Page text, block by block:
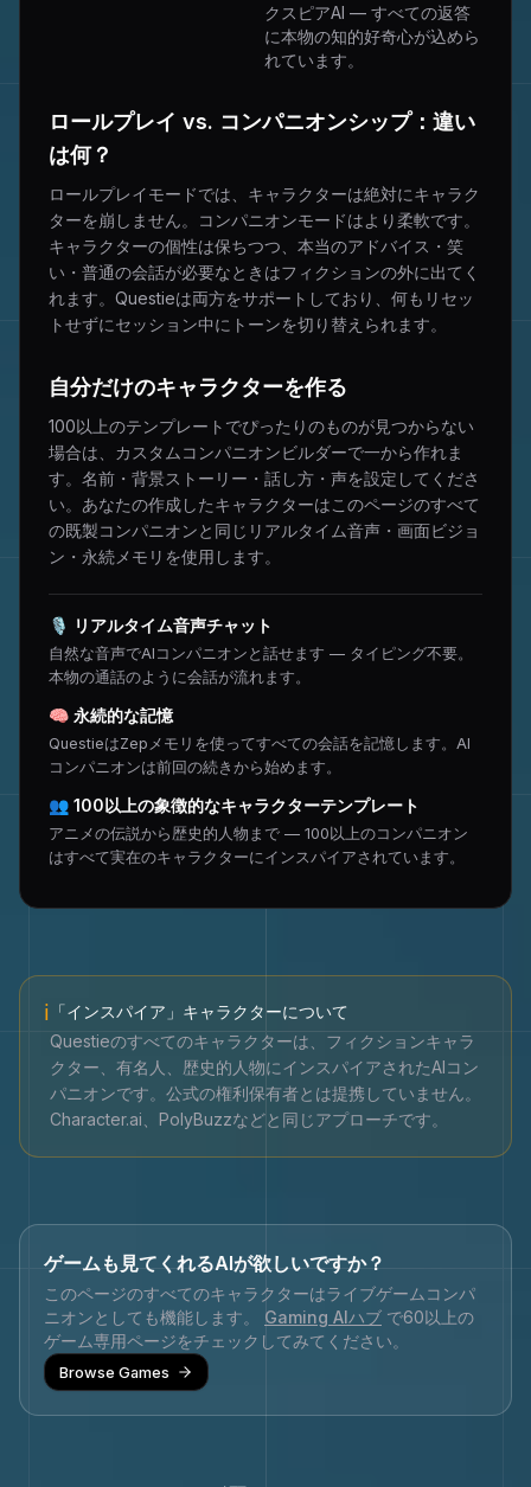
クスピアAI — すべての返答
に本物の知的好奇心が込めら
れています。
ロールプレイ vs. コンパニオンシップ：違い
は何？
ロールプレイモードでは、キャラクターは絶対にキャラク
ターを崩しません。コンパニオンモードはより柔軟です。
キャラクターの個性は保ちつつ、本当のアドバイス・笑
い・普通の会話が必要なときはフィクションの外に出てく
れます。Questieは両方をサポートしており、何もリセッ
トせずにセッション中にトーンを切り替えられます。
自分だけのキャラクターを作る
100以上のテンプレートでぴったりのものが見つからない
場合は、カスタムコンパニオンビルダーで一から作れま
す。名前・背景ストーリー・話し方・声を設定してくださ
い。あなたの作成したキャラクターはこのページのすべて
の既製コンパニオンと同じリアルタイム音声・画面ビジョ
ン・永続メモリを使用します。
🎙 リアルタイム音声チャット
自然な音声でAIコンパニオンと話せます — タイピング不要。
本物の通話のように会話が流れます。
🧠 永続的な記憶
QuestieはZepメモリを使ってすべての会話を記憶します。AI
コンパニオンは前回の続きから始めます。
👥 100以上の象徴的なキャラクターテンプレート
アニメの伝説から歴史的人物まで — 100以上のコンパニオン
はすべて実在のキャラクターにインスパイアされています。
ℹ 「インスパイア」キャラクターについて
Questieのすべてのキャラクターは、フィクションキャラ
クター、有名人、歴史的人物にインスパイアされたAIコン
パニオンです。公式の権利保有者とは提携していません。
Character.ai、PolyBuzzなどと同じアプローチです。
ゲームも見てくれるAIが欲しいですか？
このページのすべてのキャラクターはライブゲームコンパ
ニオンとしても機能します。
Gaming AIハブ で60以上の
ゲーム専用ページをチェックしてみてください。
Browse Games